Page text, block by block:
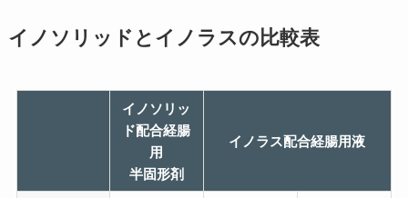
イノソリッドとイノラスの比較表
イノソリッ
ド配合経腸
用
半固形剤
イノラス配合経腸用液